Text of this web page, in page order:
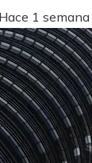
Hace 1 semana